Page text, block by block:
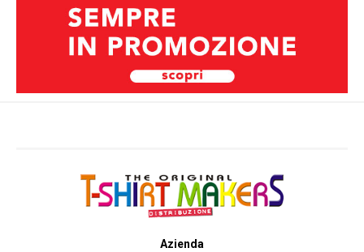
Azienda